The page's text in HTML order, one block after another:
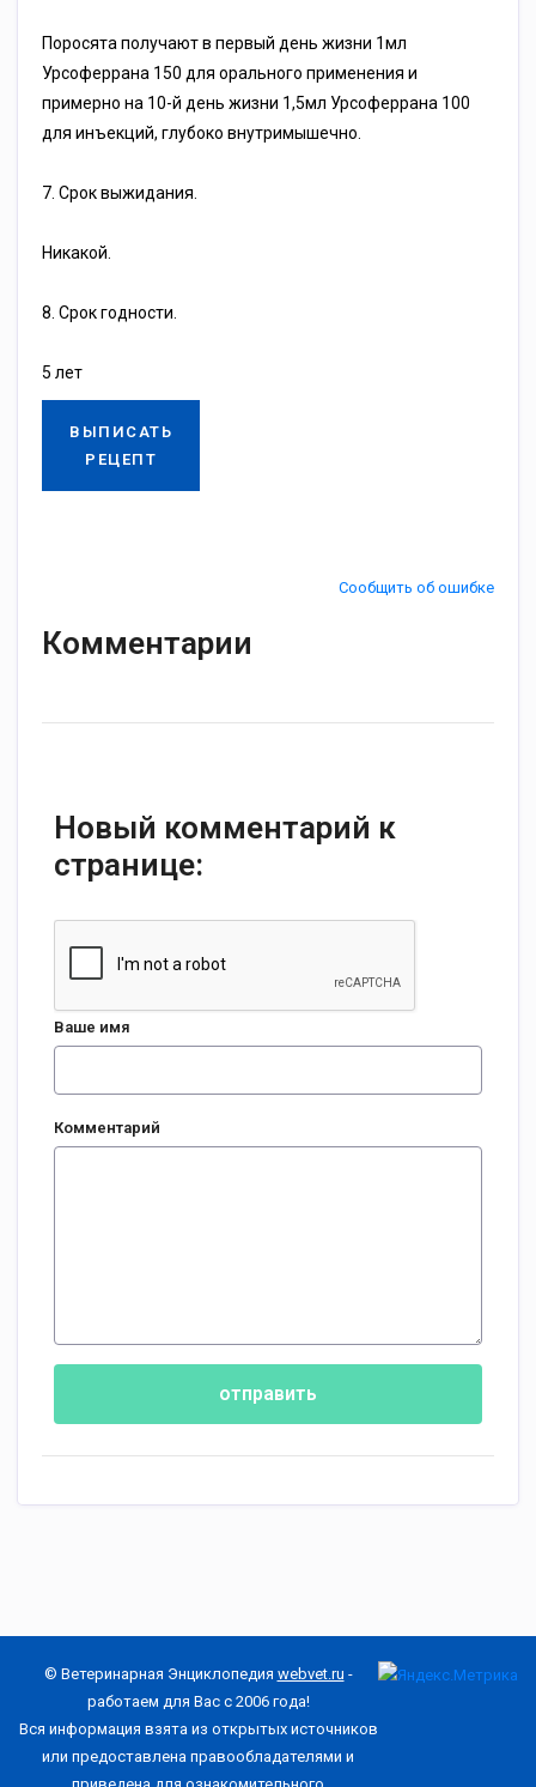
Поросята получают в первый день жизни 1мл
Урсоферрана 150 для орального применения и
примерно на 10-й день жизни 1,5мл Урсоферрана 100
для инъекций, глубоко внутримышечно.
7. Срок выжидания.
Никакой.
8. Срок годности.
5 лет
ВЫПИСАТЬ
РЕЦЕПТ
Сообщить об ошибке
Комментарии
Новый комментарий к
странице:
Ваше имя
Комментарий
отправить
© Ветеринарная Энциклопедия webvet.ru -
работаем для Вас с 2006 года!
Вся информация взята из открытых источников
или предоставлена правообладателями и